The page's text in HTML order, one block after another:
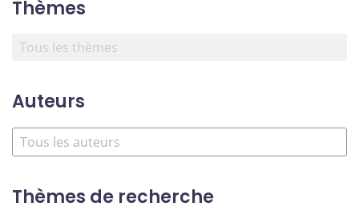
Thèmes
Auteurs
Thèmes de recherche